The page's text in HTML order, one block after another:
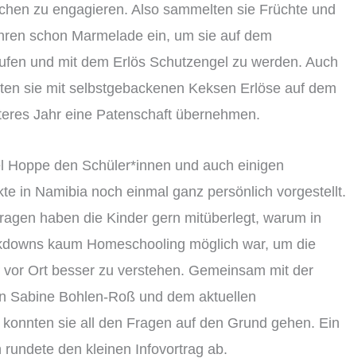
zu engagieren. Also sammelten sie Früchte und
schon Marmelade ein, um sie auf dem
und mit dem Erlös Schutzengel zu werden. Auch
sie mit selbstgebackenen Keksen Erlöse auf dem
Jahr eine Patenschaft übernehmen.
Hoppe den Schüler*innen und auch einigen
in Namibia noch einmal ganz persönlich vorgestellt.
haben die Kinder gern mitüberlegt, warum in
kaum Homeschooling möglich war, um die
Ort besser zu verstehen. Gemeinsam mit der
Sabine Bohlen-Roß und dem aktuellen
sie all den Fragen auf den Grund gehen. Ein
den kleinen Infovortrag ab.